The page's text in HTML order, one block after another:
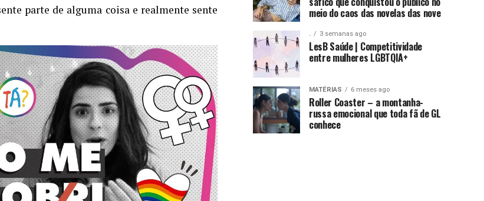
parte de alguma coisa e realmente sente
meio do caos das novelas das nove
. 3 semanas ago
LesB Saúde | Competitividade
entre mulheres LGBTQIA+
MATÉRIAS 6 meses ago
Roller Coaster – a montanha-
russa emocional que toda fã de GL
conhece